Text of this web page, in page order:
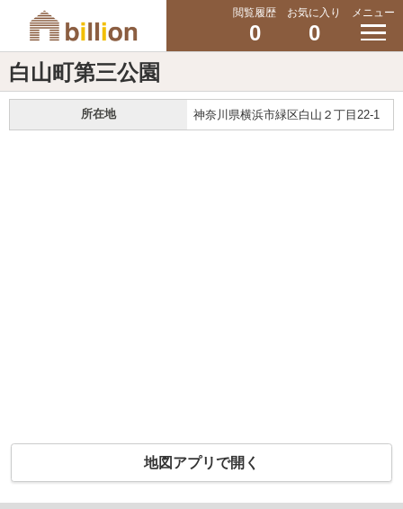
閲覧履歴
0
お気に入り
0
メニュー
白山町第三公園
所在地 神奈川県横浜市緑区白山２丁目22-1
地図アプリで開く